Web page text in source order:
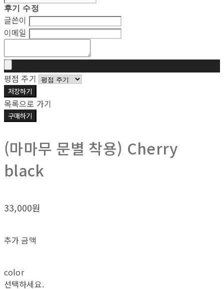
후기 수정
글쓴이
이메일
평점 주기
저장하기
목록으로 가기
구매하기
(마마무 문별 착용) Cherry
black
33,000원
추가 금액
color
선택하세요.